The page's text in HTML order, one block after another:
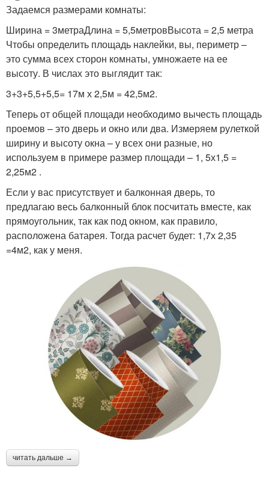
Задаемся размерами комнаты:
Ширина = 3метраДлина = 5,5метровВысота = 2,5 метра
Чтобы определить площадь наклейки, вы, периметр –
это сумма всех сторон комнаты, умножаете на ее
высоту. В числах это выглядит так:
3+3+5,5+5,5= 17м х 2,5м = 42,5м2.
Теперь от общей площади необходимо вычесть площадь
проемов – это дверь и окно или два. Измеряем рулеткой
ширину и высоту окна – у всех они разные, но
используем в примере размер площади – 1, 5х1,5 =
2,25м2 .
Если у вас присутствует и балконная дверь, то
предлагаю весь балконный блок посчитать вместе, как
прямоугольник, так как под окном, как правило,
расположена батарея. Тогда расчет будет: 1,7х 2,35
=4м2, как у меня.
читать дальше →